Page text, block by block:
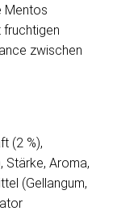
Mentos
zwischen
(2 %),
Stärke, Aroma,
(Gellangum,